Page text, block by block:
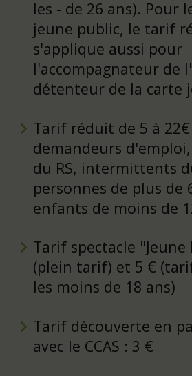
les - de 26 ans). Pour
jeune public, le tarif
s'applique aussi pour
l'accompagnateur de
détenteur de la carte
Tarif réduit de 5 à
demandeurs
du RS, intermittents
personnes de plus de
enfants de moins de
Tarif spectacle "Jeune
(plein tarif) et 5 €
les moins de 18 ans)
Tarif découverte en
avec le CCAS : 3 €